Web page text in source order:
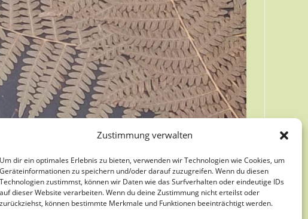
Zustimmung verwalten
Um dir ein optimales Erlebnis zu bieten, verwenden wir Technologien wie Cookies, um
Geräteinformationen zu speichern und/oder darauf zuzugreifen. Wenn du diesen
Technologien zustimmst, können wir Daten wie das Surfverhalten oder eindeutige IDs
auf dieser Website verarbeiten. Wenn du deine Zustimmung nicht erteilst oder
zurückziehst, können bestimmte Merkmale und Funktionen beeinträchtigt werden.